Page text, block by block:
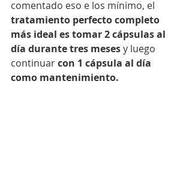
comentado eso e los mínimo, el
tratamiento perfecto completo
más ideal es tomar 2 cápsulas al
día durante tres meses y luego
continuar con 1 cápsula al día
como mantenimiento.